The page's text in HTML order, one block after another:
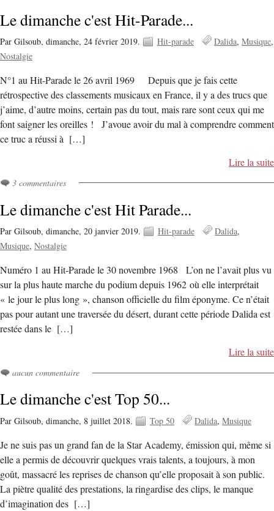
Le dimanche c'est Hit-Parade...
Par Gilsoub, dimanche, 24 février 2019. Hit-parade Dalida Musique
Nostalgie
N°1 au Hit-Parade le 26 avril 1969 Depuis que je fais cette
rétrospective des classements musicaux en France, il y a des trucs que
j’aime, d’autre moins, certain pas du tout, mais rare sont ceux qui me
font saigner les oreilles ! J’avoue avoir du mal à comprendre comment
ce truc a réussi à […]
Lire la suite
3 commentaires
Le dimanche c'est Hit Parade...
Par Gilsoub, dimanche, 20 janvier 2019. Hit-parade
Dalida
Musique Nostalgie
Numéro 1 au Hit-Parade le 30 novembre 1968 L’on ne l’avait plus vu
sur la plus haute marche du podium depuis 1962 où elle interprétait
« le jour le plus long », chanson officielle du film éponyme. Ce n’était
pas pour autant une traversée du désert, durant cette période Dalida est
restée dans le […]
Lire la suite
aucun commentaire
Le dimanche c'est Top 50...
Par Gilsoub, dimanche, 8 juillet 2018. Top 50 Dalida Musique
Je ne suis pas un grand fan de la Star Academy, émission qui, même si
elle a permis de découvrir quelques vrais talents, a toujours, à mon
goût, massacré les reprises de chanson qu’elle proposait à son public.
La piètre qualité des prestations, la ringardise des clips, le manque
d’imagination des […]